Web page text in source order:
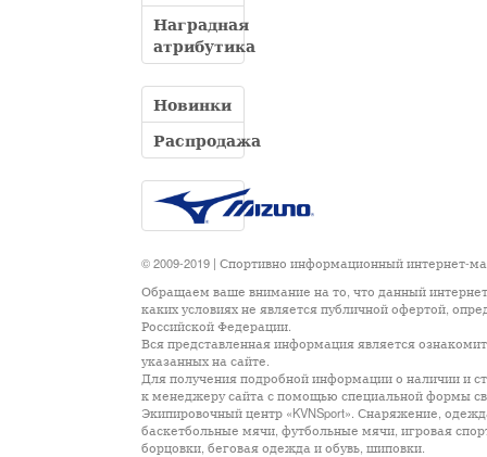
Наградная
атрибутика
Новинки
Распродажа
© 2009-2019 | Спортивно информационный интернет-
Обращаем ваше внимание на то, что данный
каких условиях не является публичной офертой,
Российской Федерации.
Вся представленная информация является
указанных на сайте.
Для получения подробной информации о наличии и
к менеджеру сайта с помощью специальной формы
Экипировочный центр «KVNSport». Снаряжение,
баскетбольные мячи, футбольные мячи, игровая
борцовки, беговая одежда и обувь, шиповки.